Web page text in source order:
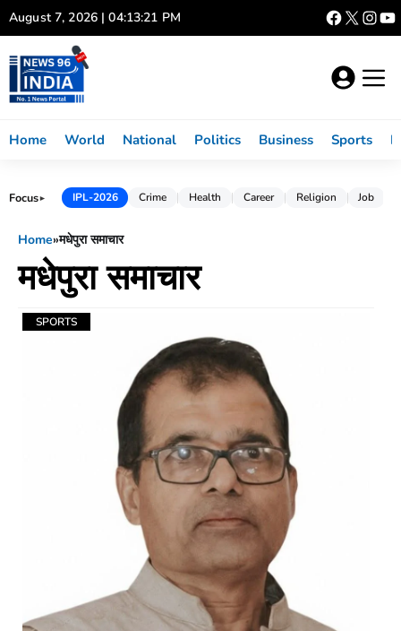
Skip
to
content
August 7, 2026 | 04:13:22 PM
Home World National Politics Business Sports
Focus► IPL-2026 Crime Health Career Religion Job
Home»मधेपुरा समाचार
मधेपुरा समाचार
SPORTS